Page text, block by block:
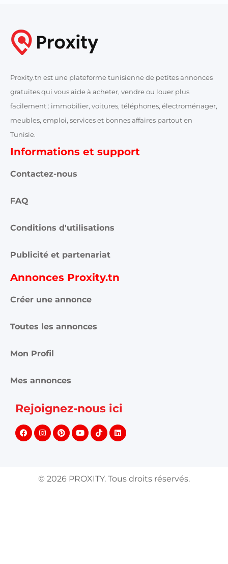
Proxity.tn est une plateforme tunisienne de petites annonces
gratuites qui vous aide à acheter, vendre ou louer plus
facilement : immobilier, voitures, téléphones, électroménager,
meubles, emploi, services et bonnes affaires partout en
Tunisie.
Informations et support
Contactez-nous
FAQ
Conditions d'utilisations
Publicité et partenariat
Annonces Proxity.tn
Créer une annonce
Toutes les annonces
Mon Profil
Mes annonces
Rejoignez-nous ici
© 2026 PROXITY. Tous droits réservés.